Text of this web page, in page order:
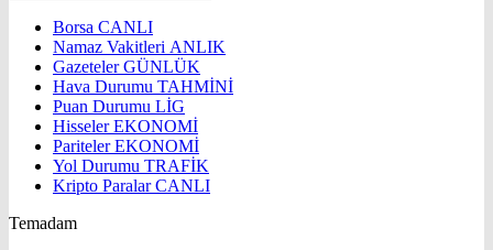
Borsa CANLI
Namaz Vakitleri ANLIK
GazetelerGÜNLÜK
Hava Durumu TAHMİNİ
Puan Durumu LİG
HisselerEKONOMİ
ParitelerEKONOMİ
Yol Durumu TRAFİK
Kripto ParalarCANLI
Temadam